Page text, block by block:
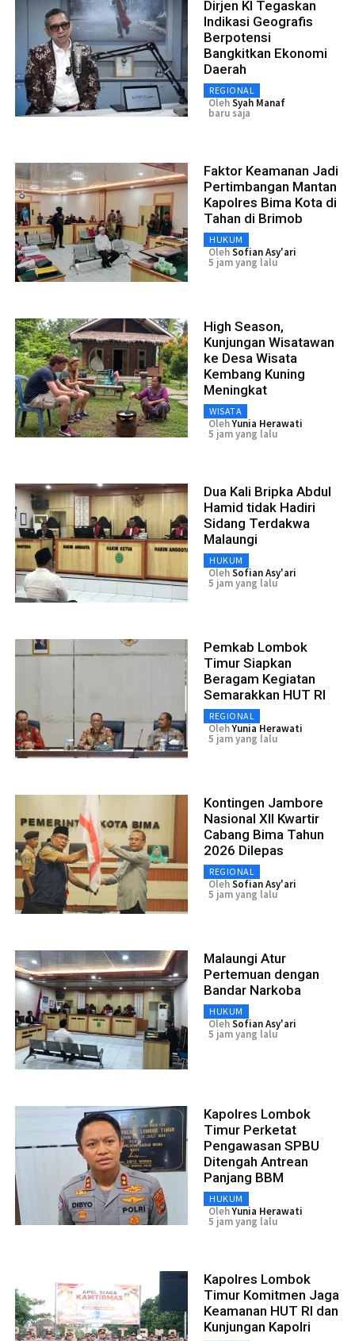
Dirjen KI Tegaskan
Indikasi Geografis
Berpotensi
Bangkitkan Ekonomi
Daerah
REGIONAL
OlehSyah Manaf
baru saja
Faktor Keamanan Jadi
Pertimbangan Mantan
Kapolres Bima Kota di
Tahan di Brimob
HUKUM
OlehSofian Asy'ari
5 jam yang lalu
High Season,
Kunjungan Wisatawan
ke Desa Wisata
Kembang Kuning
Meningkat
WISATA
OlehYunia Herawati
5 jam yang lalu
Dua Kali Bripka Abdul
Hamid tidak Hadiri
Sidang Terdakwa
Malaungi
HUKUM
OlehSofian Asy'ari
5 jam yang lalu
Pemkab Lombok
Timur Siapkan
Beragam Kegiatan
Semarakkan HUT RI
REGIONAL
OlehYunia Herawati
5 jam yang lalu
Kontingen Jambore
Nasional XII Kwartir
Cabang Bima Tahun
2026 Dilepas
REGIONAL
OlehSofian Asy'ari
5 jam yang lalu
Malaungi Atur
Pertemuan dengan
Bandar Narkoba
HUKUM
OlehSofian Asy'ari
5 jam yang lalu
Kapolres Lombok
Timur Perketat
Pengawasan SPBU
Ditengah Antrean
Panjang BBM
HUKUM
OlehYunia Herawati
5 jam yang lalu
Kapolres Lombok
Timur Komitmen Jaga
Keamanan HUT RI dan
Kunjungan Kapolri